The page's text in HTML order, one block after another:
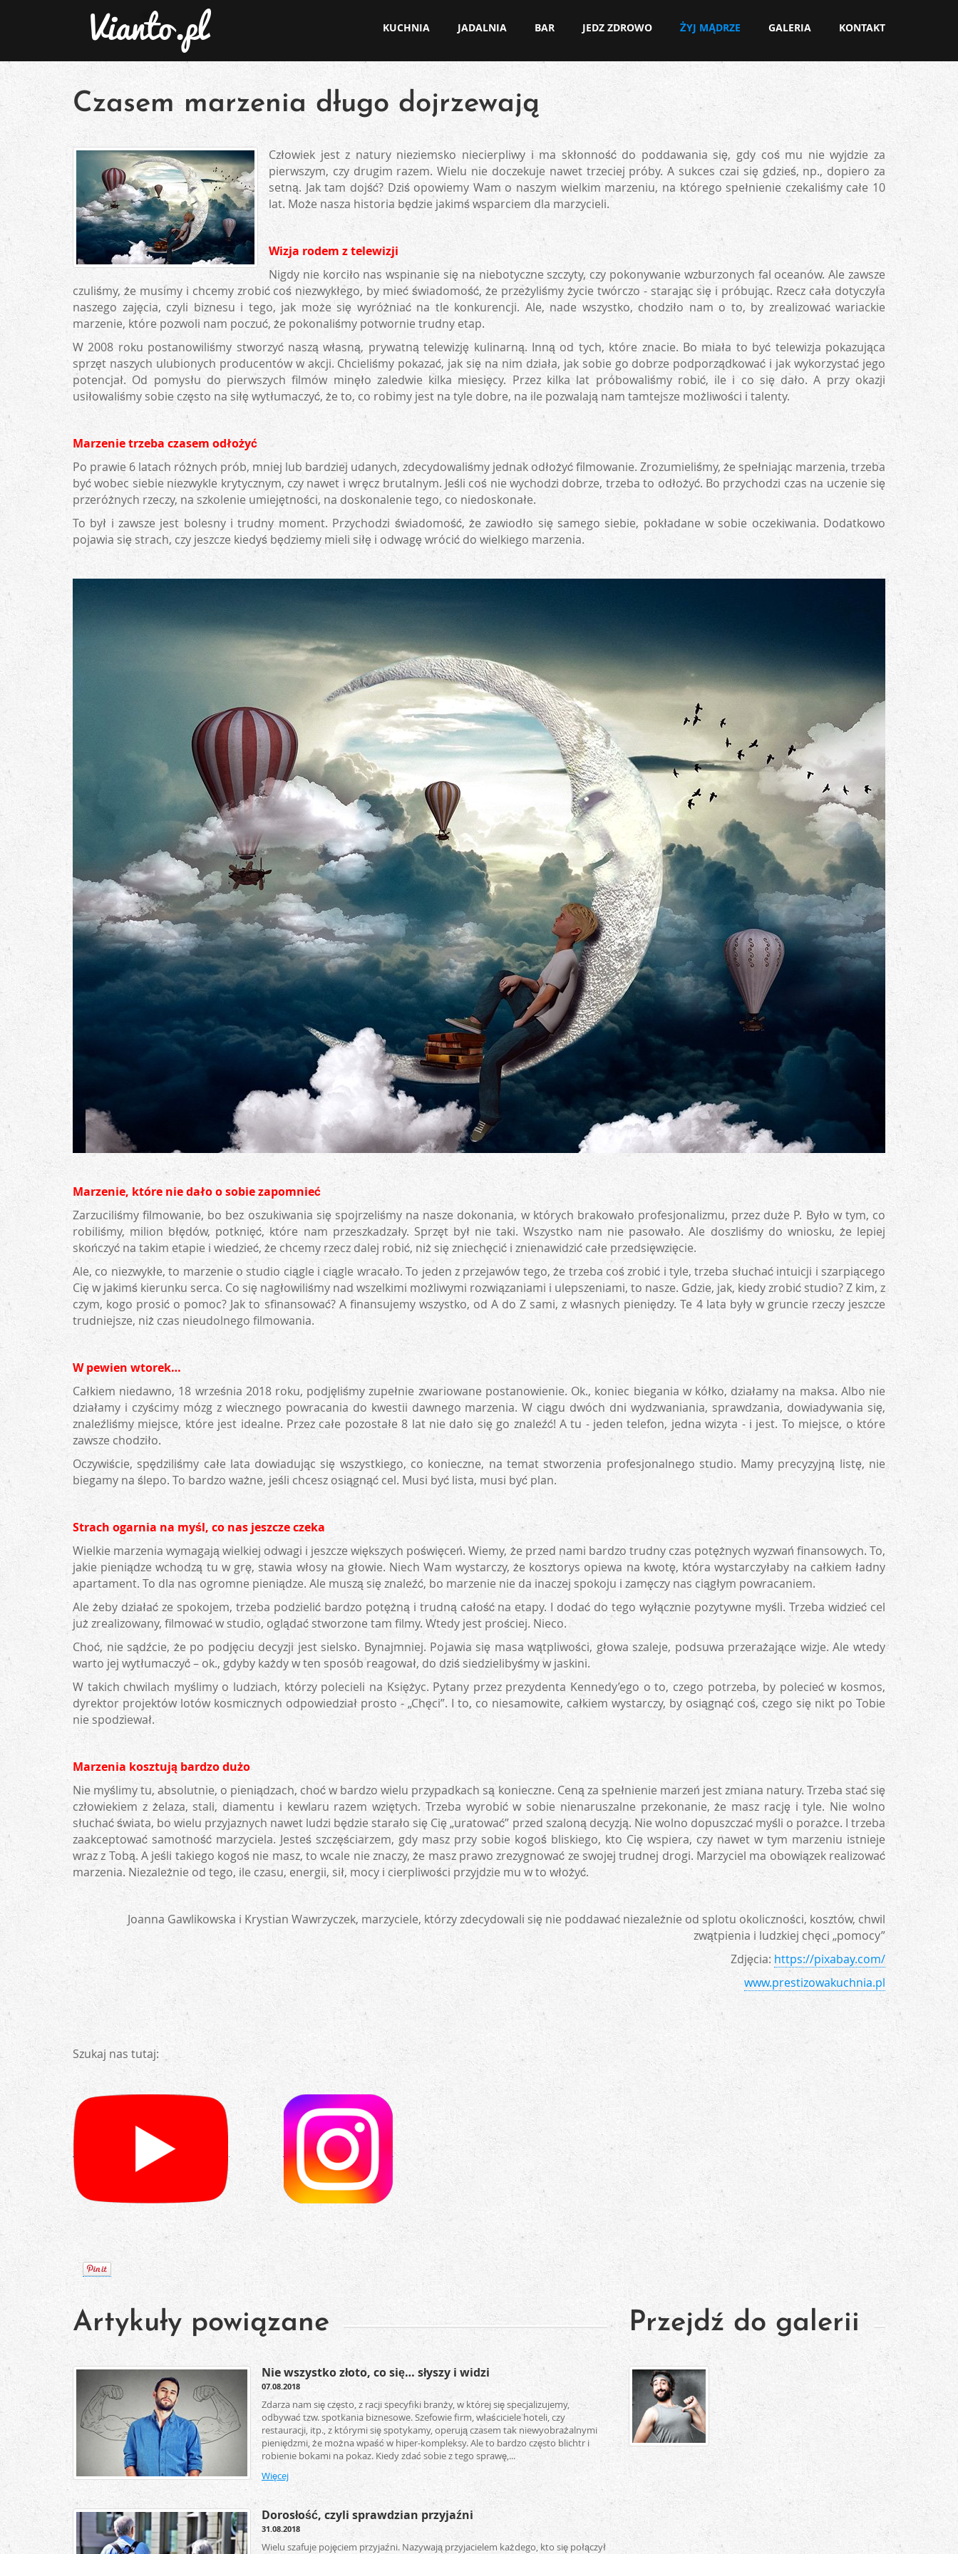
KUCHNIA JADALNIA BAR JEDZ ZDROWO ŻYJ MĄDRZE GALERIA KONTAKT
Czasem marzenia długo dojrzewają
Człowiek jest z natury nieziemsko niecierpliwy i ma skłonność do poddawania się, gdy coś mu nie wyjdzie za
pierwszym, czy drugim razem. Wielu nie doczekuje nawet trzeciej próby. A sukces czai się gdzieś, np., dopiero za
setną. Jak tam dojść? Dziś opowiemy Wam o naszym wielkim marzeniu, na którego spełnienie czekaliśmy całe 10
lat. Może nasza historia będzie jakimś wsparciem dla marzycieli.
Wizja rodem z telewizji
Nigdy nie korciło nas wspinanie się na niebotyczne szczyty, czy pokonywanie wzburzonych fal oceanów. Ale zawsze
czuliśmy, że musimy i chcemy zrobić coś niezwykłego, by mieć świadomość, że przeżyliśmy życie twórczo - starając się i próbując. Rzecz cała dotyczyła
naszego zajęcia, czyli biznesu i tego, jak może się wyróżniać na tle konkurencji. Ale, nade wszystko, chodziło nam o to, by zrealizować wariackie
marzenie, które pozwoli nam poczuć, że pokonaliśmy potwornie trudny etap.
W 2008 roku postanowiliśmy stworzyć naszą własną, prywatną telewizję kulinarną. Inną od tych, które znacie. Bo miała to być telewizja pokazująca
sprzęt naszych ulubionych producentów w akcji. Chcieliśmy pokazać, jak się na nim działa, jak sobie go dobrze podporządkować i jak wykorzystać jego
potencjał. Od pomysłu do pierwszych filmów minęło zaledwie kilka miesięcy. Przez kilka lat próbowaliśmy robić, ile i co się dało. A przy okazji
usiłowaliśmy sobie często na siłę wytłumaczyć, że to, co robimy jest na tyle dobre, na ile pozwalają nam tamtejsze możliwości i talenty.
Marzenie trzeba czasem odłożyć
Po prawie 6 latach różnych prób, mniej lub bardziej udanych, zdecydowaliśmy jednak odłożyć filmowanie. Zrozumieliśmy, że spełniając marzenia, trzeba
być wobec siebie niezwykle krytycznym, czy nawet i wręcz brutalnym. Jeśli coś nie wychodzi dobrze, trzeba to odłożyć. Bo przychodzi czas na uczenie się
przeróżnych rzeczy, na szkolenie umiejętności, na doskonalenie tego, co niedoskonałe.
To był i zawsze jest bolesny i trudny moment. Przychodzi świadomość, że zawiodło się samego siebie, pokładane w sobie oczekiwania. Dodatkowo
pojawia się strach, czy jeszcze kiedyś będziemy mieli siłę i odwagę wrócić do wielkiego marzenia.
Marzenie, które nie dało o sobie zapomnieć
Zarzuciliśmy filmowanie, bo bez oszukiwania się spojrzeliśmy na nasze dokonania, w których brakowało profesjonalizmu, przez duże P. Było w tym, co
robiliśmy, milion błędów, potknięć, które nam przeszkadzały. Sprzęt był nie taki. Wszystko nam nie pasowało. Ale doszliśmy do wniosku, że lepiej
skończyć na takim etapie i wiedzieć, że chcemy rzecz dalej robić, niż się zniechęcić i znienawidzić całe przedsięwzięcie.
Ale, co niezwykłe, to marzenie o studio ciągle i ciągle wracało. To jeden z przejawów tego, że trzeba coś zrobić i tyle, trzeba słuchać intuicji i szarpiącego
Cię w jakimś kierunku serca. Co się nagłowiliśmy nad wszelkimi możliwymi rozwiązaniami i ulepszeniami, to nasze. Gdzie, jak, kiedy zrobić studio? Z kim, z
czym, kogo prosić o pomoc? Jak to sfinansować? A finansujemy wszystko, od A do Z sami, z własnych pieniędzy. Te 4 lata były w gruncie rzeczy jeszcze
trudniejsze, niż czas nieudolnego filmowania.
W pewien wtorek…
Całkiem niedawno, 18 września 2018 roku, podjęliśmy zupełnie zwariowane postanowienie. Ok., koniec biegania w kółko, działamy na maksa. Albo nie
działamy i czyścimy mózg z wiecznego powracania do kwestii dawnego marzenia. W ciągu dwóch dni wydzwaniania, sprawdzania, dowiadywania się,
znaleźliśmy miejsce, które jest idealne. Przez całe pozostałe 8 lat nie dało się go znaleźć! A tu - jeden telefon, jedna wizyta - i jest. To miejsce, o które
zawsze chodziło.
Oczywiście, spędziliśmy całe lata dowiadując się wszystkiego, co konieczne, na temat stworzenia profesjonalnego studio. Mamy precyzyjną listę, nie
biegamy na ślepo. To bardzo ważne, jeśli chcesz osiągnąć cel. Musi być lista, musi być plan.
Strach ogarnia na myśl, co nas jeszcze czeka
Wielkie marzenia wymagają wielkiej odwagi i jeszcze większych poświęceń. Wiemy, że przed nami bardzo trudny czas potężnych wyzwań finansowych. To,
jakie pieniądze wchodzą tu w grę, stawia włosy na głowie. Niech Wam wystarczy, że kosztorys opiewa na kwotę, która wystarczyłaby na całkiem ładny
apartament. To dla nas ogromne pieniądze. Ale muszą się znaleźć, bo marzenie nie da inaczej spokoju i zamęczy nas ciągłym powracaniem.
Ale żeby działać ze spokojem, trzeba podzielić bardzo potężną i trudną całość na etapy. I dodać do tego wyłącznie pozytywne myśli. Trzeba widzieć cel
już zrealizowany, filmować w studio, oglądać stworzone tam filmy. Wtedy jest prościej. Nieco.
Choć, nie sądźcie, że po podjęciu decyzji jest sielsko. Bynajmniej. Pojawia się masa wątpliwości, głowa szaleje, podsuwa przerażające wizje. Ale wtedy
warto jej wytłumaczyć – ok., gdyby każdy w ten sposób reagował, do dziś siedzielibyśmy w jaskini.
W takich chwilach myślimy o ludziach, którzy polecieli na Księżyc. Pytany przez prezydenta Kennedy’ego o to, czego potrzeba, by polecieć w kosmos,
dyrektor projektów lotów kosmicznych odpowiedział prosto - „Chęci”. I to, co niesamowite, całkiem wystarczy, by osiągnąć coś, czego się nikt po Tobie
nie spodziewał.
Marzenia kosztują bardzo dużo
Nie myślimy tu, absolutnie, o pieniądzach, choć w bardzo wielu przypadkach są konieczne. Ceną za spełnienie marzeń jest zmiana natury. Trzeba stać się
człowiekiem z żelaza, stali, diamentu i kewlaru razem wziętych. Trzeba wyrobić w sobie nienaruszalne przekonanie, że masz rację i tyle. Nie wolno
słuchać świata, bo wielu przyjaznych nawet ludzi będzie starało się Cię „uratować” przed szaloną decyzją. Nie wolno dopuszczać myśli o porażce. I trzeba
zaakceptować samotność marzyciela. Jesteś szczęściarzem, gdy masz przy sobie kogoś bliskiego, kto Cię wspiera, czy nawet w tym marzeniu istnieje
wraz z Tobą. A jeśli takiego kogoś nie masz, to wcale nie znaczy, że masz prawo zrezygnować ze swojej trudnej drogi. Marzyciel ma obowiązek realizować
marzenia. Niezależnie od tego, ile czasu, energii, sił, mocy i cierpliwości przyjdzie mu w to włożyć.
Joanna Gawlikowska i Krystian Wawrzyczek, marzyciele, którzy zdecydowali się nie poddawać niezależnie od splotu okoliczności, kosztów, chwil
zwątpienia i ludzkiej chęci „pomocy”
Zdjęcia: https://pixabay.com/
www.prestizowakuchnia.pl
Szukaj nas tutaj:
Artykuły powiązane
Nie wszystko złoto, co się… słyszy i widzi
07.08.2018
Zdarza nam się często, z racji specyfiki branży, w której się specjalizujemy,
odbywać tzw. spotkania biznesowe. Szefowie firm, właściciele hoteli, czy
restauracji, itp., z którymi się spotykamy, operują czasem tak niewyobrażalnymi
pieniędzmi, że można wpaść w hiper-kompleksy. Ale to bardzo często blichtr i
robienie bokami na pokaz. Kiedy zdać sobie z tego sprawę,...
Więcej
Dorosłość, czyli sprawdzian przyjaźni
31.08.2018
Wielu szafuje pojęciem przyjaźni. Nazywają przyjacielem każdego, kto się połączył
Przejdź do galerii